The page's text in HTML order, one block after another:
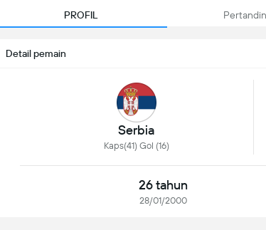
PROFIL
Detail pemain
Serbia
Kaps(41) Gol (16)
26 tahun
28/01/2000